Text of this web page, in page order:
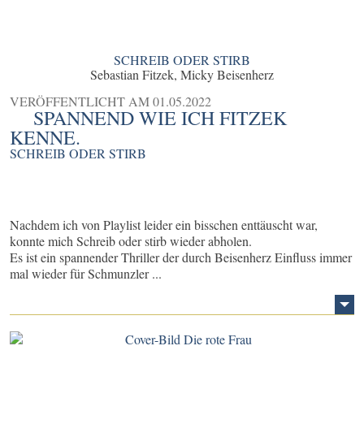
SCHREIB ODER STIRB
Sebastian Fitzek, Micky Beisenherz
VERÖFFENTLICHT AM01.05.2022
SPANNEND WIE ICH FITZEK
KENNE.
SCHREIB ODER STIRB
Nachdem ich von Playlist leider ein bisschen enttäuscht war,
konnte mich Schreib oder stirb wieder abholen.
Es ist ein spannender Thriller der durch Beisenherz Einfluss immer
mal wieder für Schmunzler ...